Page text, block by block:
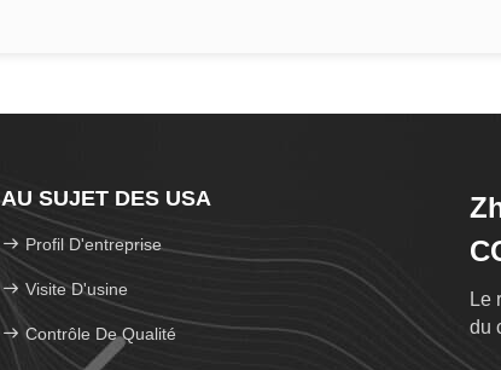
AU SUJET DES USA
Profil D'entreprise
Visite D'usine
Contrôle De Qualité
Le
du